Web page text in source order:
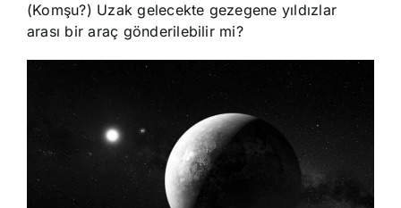
(Komşu?) Uzak gelecekte gezegene yıldızlar
arası bir araç gönderilebilir mi?